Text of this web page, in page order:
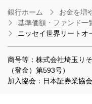
銀行ホーム お金を増
基準価額・ファンド一
ニッセイ世界リートオ
商号等：株式会社埼玉り
（登金）第593号）
加入協会：日本証券業協